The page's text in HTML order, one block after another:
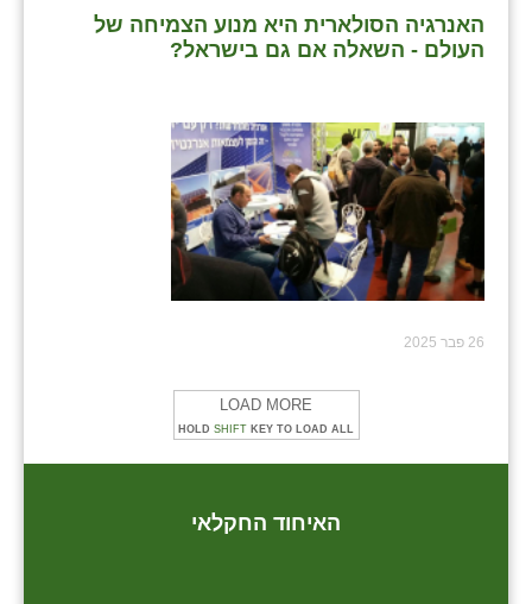
האנרגיה הסולארית היא מנוע הצמיחה של
העולם - השאלה אם גם בישראל?
26 פבר 2025
LOAD MORE
HOLD SHIFT KEY TO LOAD ALL
האיחוד החקלאי